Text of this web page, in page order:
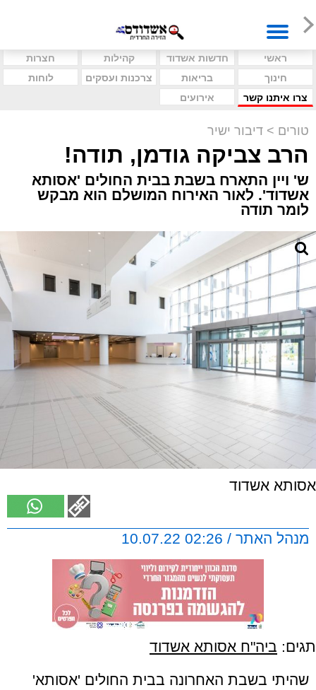
ראשי חדשות אשדוד קהילות
חצרות
חינוך
בריאות צרכנות ועסקים
לוחות
צרו איתנו קשר
אירועים
טורים > דיבור ישיר
הרב צביקה גודמן, תודה!
ש' ויין התארח בשבת בבית החולים 'אסותא
אשדוד'. לאור האירוח המושלם הוא מבקש
לומר תודה
אסותא אשדוד
מנהל האתר / 02:26 10.07.22
תגים: ביה"ח אסותא אשדוד
שהיתי בשבת האחרונה בבית החולים 'אסותא'